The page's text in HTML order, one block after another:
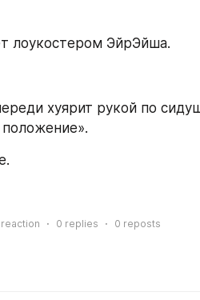
лоукостером ЭйрЭйша.
хуярит рукой по
reaction 0 replies 0 reposts